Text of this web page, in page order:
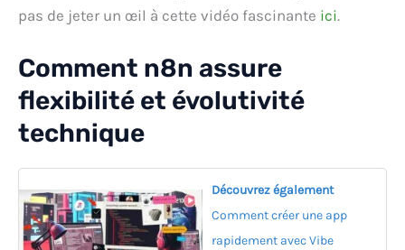
pas de jeter un œil à cette vidéo fascinante ici.
Comment n8n assure
flexibilité et évolutivité
technique
Découvrez également
Comment créer une app
rapidement avec Vibe